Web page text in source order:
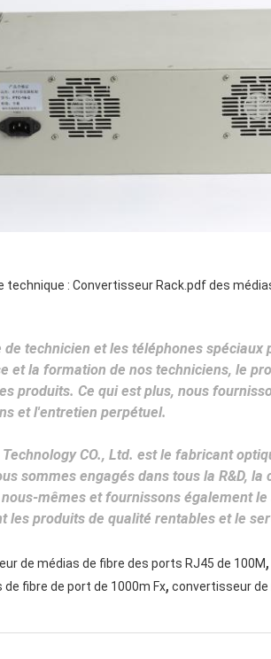
technique : Convertisseur Rack.pdf des
de technicien et les téléphones
et la formation de nos techniciens, le
produits. Ce qui est plus, nous
et l'entretien perpétuel.
CO., Ltd. est le fabricant
sommes engagés dans tous la R&D,
mêmes et fournissons également
les produits de qualité rentables et le
de médias de fibre des ports RJ45 de 100M,
fibre de port de 1000m Fx, convertisseur de